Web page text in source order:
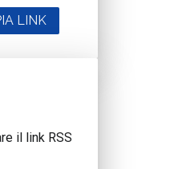
LINK
il link RSS